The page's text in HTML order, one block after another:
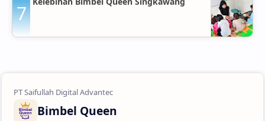
Bimbel Queen